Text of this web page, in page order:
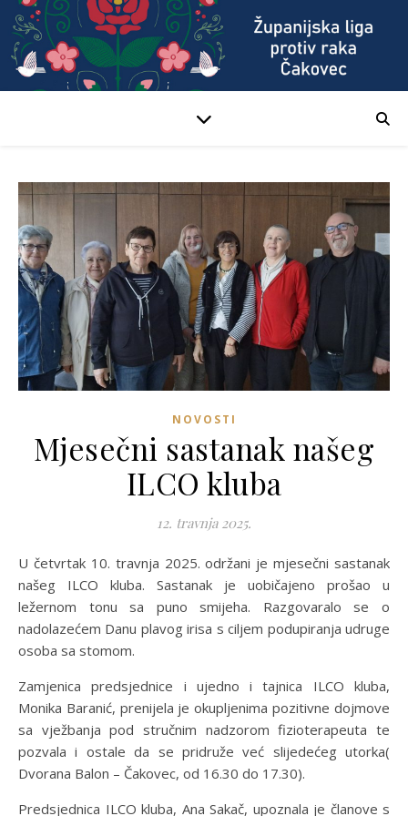
NOVOSTI
Mjesečni sastanak našeg
ILCO kluba
12. travnja 2025.
U četvrtak 10. travnja 2025. održani je mjesečni sastanak
našeg ILCO kluba. Sastanak je uobičajeno prošao u
ležernom tonu sa puno smijeha. Razgovaralo se o
nadolazećem Danu plavog irisa s ciljem podupiranja udruge
osoba sa stomom.
Zamjenica predsjednice i ujedno i tajnica ILCO kluba,
Monika Baranić, prenijela je okupljenima pozitivne dojmove
sa vježbanja pod stručnim nadzorom fizioterapeuta te
pozvala i ostale da se pridruže već slijedećeg utorka(
Dvorana Balon – Čakovec, od 16.30 do 17.30).
Predsjednica ILCO kluba, Ana Sakač, upoznala je članove s